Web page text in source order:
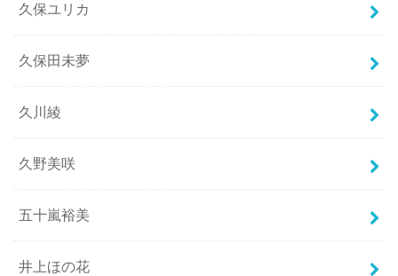
久保ユリカ
久保田未夢
久川綾
久野美咲
五十嵐裕美
井上ほの花